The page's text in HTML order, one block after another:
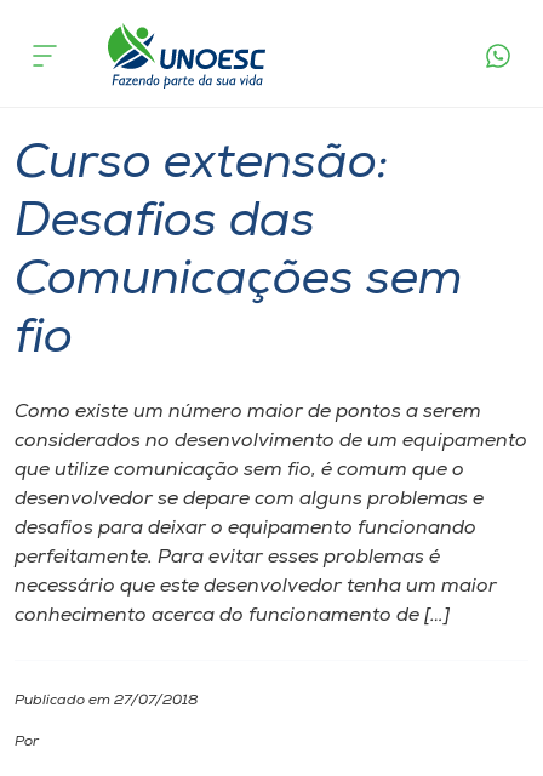
Cursos
Pesquisa
Atendimento ao Estudante
Portal de Ensino
A
Internacionalização
I.nova
Cultura
acontece
Curso extensão:
Desafios das
Comunicações sem
fio
Como existe um número maior de pontos a serem
considerados no desenvolvimento de um equipamento
que utilize comunicação sem fio, é comum que o
desenvolvedor se depare com alguns problemas e
desafios para deixar o equipamento funcionando
perfeitamente. Para evitar esses problemas é
necessário que este desenvolvedor tenha um maior
conhecimento acerca do funcionamento de […]
Publicado em 27/07/2018
Por